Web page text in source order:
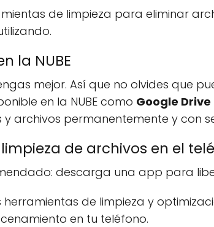
de limpieza para eliminar
la NUBE
mejor. Así que no olvides que
en la NUBE como Google
archivos permanentemente y con
de archivos en el
descarga una app para
de limpieza y
en tu teléfono.